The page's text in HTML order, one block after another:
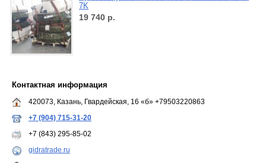
7K
19 740 р.
Контактная информация
420073, Казань, Гвардейская, 16 «б» +79503220863
+7 (904) 715-31-20
+7 (843) 295-85-02
gidratrade.ru